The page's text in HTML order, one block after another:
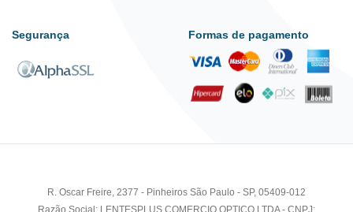
Segurança Formas de pagamento
R. Oscar Freire, 2377 - Pinheiros São Paulo - SP, 05409-012
Razão Social: LENTESPLUS COMERCIO OPTICO LTDA - CNPJ: